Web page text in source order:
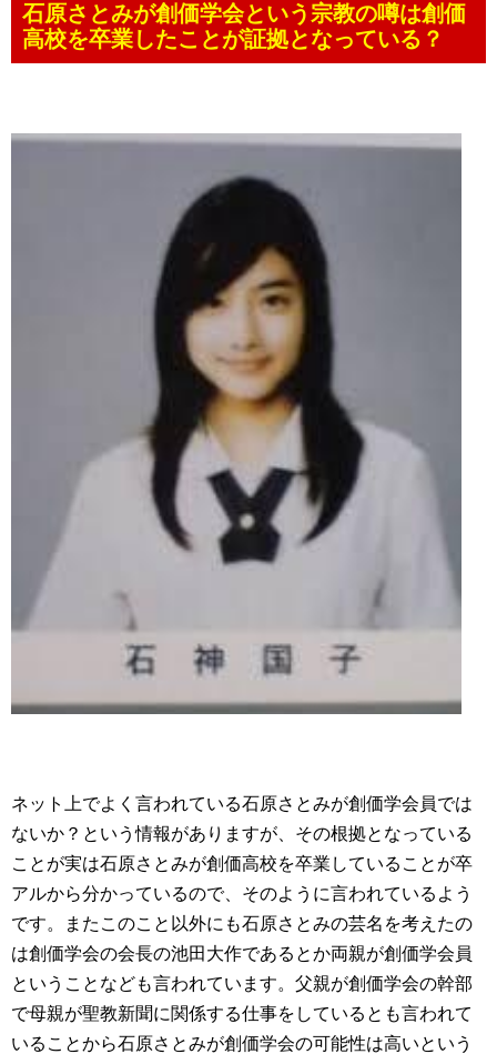
石原さとみが創価学会という宗教の噂は創価
高校を卒業したことが証拠となっている？
ネット上でよく言われている石原さとみが創価学会員では
ないか？という情報がありますが、その根拠となっている
ことが実は石原さとみが創価高校を卒業していることが卒
アルから分かっているので、そのように言われているよう
です。またこのこと以外にも石原さとみの芸名を考えたの
は創価学会の会長の池田大作であるとか両親が創価学会員
ということなども言われています。父親が創価学会の幹部
で母親が聖教新聞に関係する仕事をしているとも言われて
いることから石原さとみが創価学会の可能性は高いという